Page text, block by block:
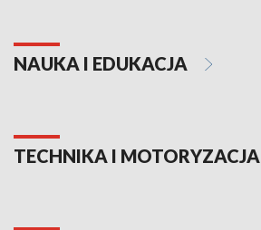
NAUKA I EDUKACJA
TECHNIKA I MOTORYZACJA